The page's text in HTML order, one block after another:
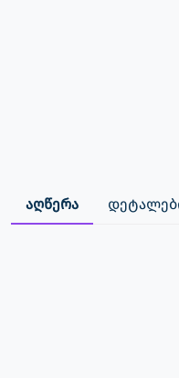
აღწერა